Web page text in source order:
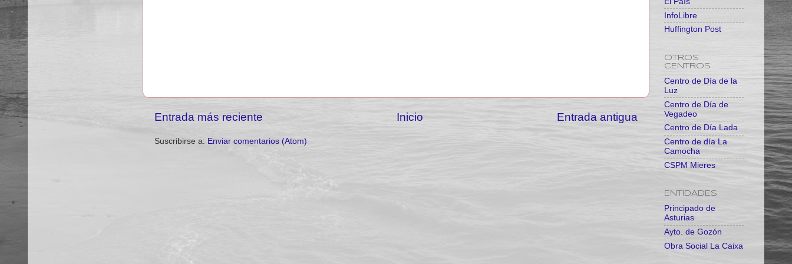
Entrada más reciente Entrada antigua
Inicio
Suscribirse a: Enviar comentarios (Atom)
InfoLibre
Huffington Post
OTROS
CENTROS
Centro de Día de la
Luz
Centro de Día de
Vegadeo
Centro de Día Lada
Centro de día La
Camocha
CSPM Mieres
ENTIDADES
Principado de
Asturias
Ayto. de Gozón
Obra Social La Caixa